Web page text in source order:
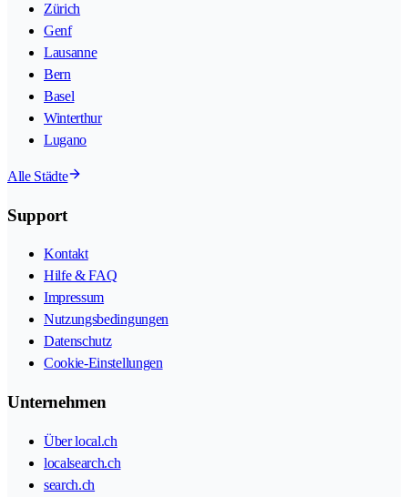
Zürich
Genf
Lausanne
Bern
Basel
Winterthur
Lugano
Alle Städte
Support
Kontakt
Hilfe & FAQ
Impressum
Nutzungsbedingungen
Datenschutz
Cookie-Einstellungen
Unternehmen
Über local.ch
localsearch.ch
search.ch